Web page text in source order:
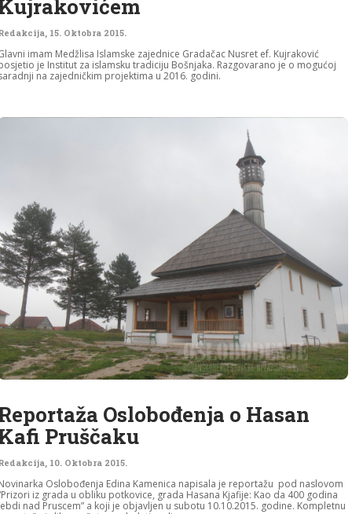
15. Oktobra 2015.
imam Medžlisa Islamske zajednice Gradačac Nusret ef. Kujraković
je Institut za islamsku tradiciju Bošnjaka. Razgovarano je o mogućoj
na zajedničkim projektima u 2016. godini.
Oslobođenja o Hasan
Pruščaku
, 10. Oktobra 2015.
Oslobođenja Edina Kamenica napisala je reportažu pod naslovom
iz grada u obliku potkovice, grada Hasana Kjafije: Kao da 400 godina
nad Pruscem” a koji je objavljen u subotu 10.10.2015. godine. Kompletnu